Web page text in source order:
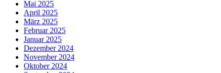
Mai 2025
April 2025
März 2025
Februar 2025
Januar 2025
Dezember 2024
November 2024
Oktober 2024